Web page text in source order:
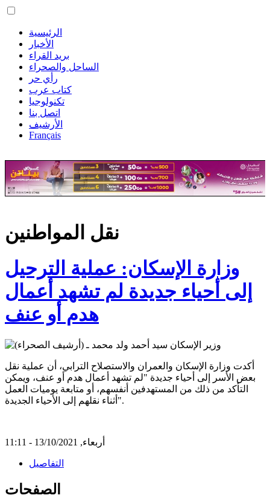
الرئيسية
الأخبار
بريد القراء
الساحل والصحراء
رأي حر
كتاب عرب
تكنولوجيا
اتصل بنا
الأرشيف
Français
نقل المواطنين
وزارة الإسكان: عملية الترحيل
إلى أحياء جديدة لم تشهد أعمال
هدم أو عنف
أكدت وزارة الإسكان والعمران والاستصلاح الترابي، أن عملية نقل
بعض الأسر إلى أحياء جديدة "لم تشهد أعمال هدم أو عنف، ويمكن
التأكد من ذلك من المستهدفين أنفسهم، أو متابعة يوميات العمل
أثناء نقلهم إلى الأحياء الجديدة".
أربعاء, 13/10/2021 - 11:11
التفاصيل
الصفحات